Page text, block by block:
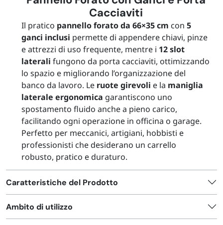
Cacciaviti
Il pratico pannello forato da 66×35 cm con 5
ganci inclusi permette di appendere chiavi, pinze
e attrezzi di uso frequente, mentre i 12 slot
laterali fungono da porta cacciaviti, ottimizzando
lo spazio e migliorando l’organizzazione del
banco da lavoro. Le ruote girevoli e la maniglia
laterale ergonomica garantiscono uno
spostamento fluido anche a pieno carico,
facilitando ogni operazione in officina o garage.
Perfetto per meccanici, artigiani, hobbisti e
professionisti che desiderano un carrello
robusto, pratico e duraturo.
Caratteristiche del Prodotto
Ambito di utilizzo